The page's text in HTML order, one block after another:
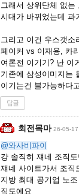
그래서 상위단체 없는
시대가 바뀌었는데 과
그리고 이건 우스갯소
페이커 vs 이재용, 카
여론전 이기기? 난 이
기존에 삼성이미지는
이기는건 불가능하다
답글
회전목마 26-05-
@와사비파이
걍 솔직히 쟤네 조직
쟤네 사이트가서 조직
지방 최대 공기업 노
직도에요